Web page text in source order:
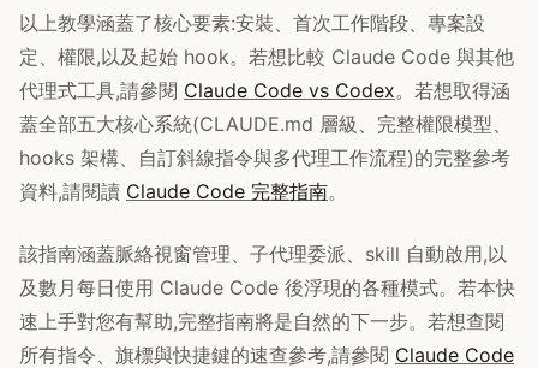
以上教學涵蓋了核心要素:安裝、首次工作階段、專案設
定、權限,以及起始 hook。若想比較 Claude Code 與其他
代理式工具,請參閱 Claude Code vs Codex。若想取得涵
蓋全部五大核心系統(CLAUDE.md 層級、完整權限模型、
hooks 架構、自訂斜線指令與多代理工作流程)的完整參考
資料,請閱讀 Claude Code 完整指南。
該指南涵蓋脈絡視窗管理、子代理委派、skill 自動啟用,以
及數月每日使用 Claude Code 後浮現的各種模式。若本快
速上手對您有幫助,完整指南將是自然的下一步。若想查閱
所有指令、旗標與快捷鍵的速查參考,請參閱 Claude Code